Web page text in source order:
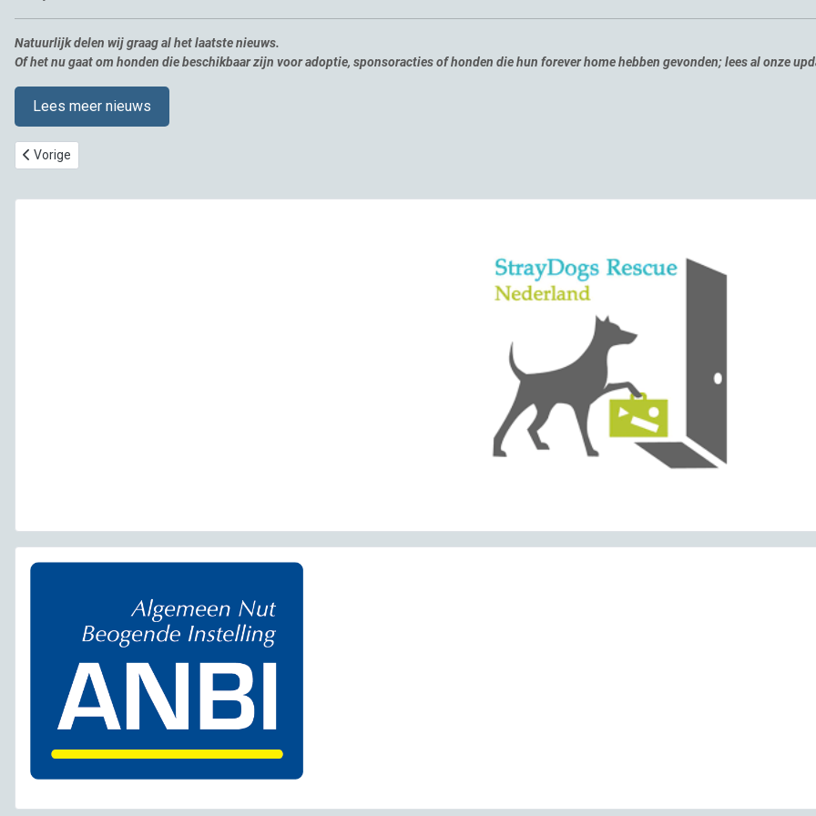
Natuurlijk delen wij graag al het laatste nieuws.
Of het nu gaat om honden die beschikbaar zijn voor adoptie, sponsoracties of honden die hun forever home hebben gevonden; lees al onze
Lees meer nieuws
Vorig artikel: Evie, aandoenlijke kleine hond ter adoptie!
Vorige